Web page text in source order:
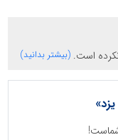
است. (بیشتر بدانید)
شماست!